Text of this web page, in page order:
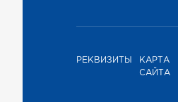
РЕКВИЗИТЫ
КАРТА
САЙТА